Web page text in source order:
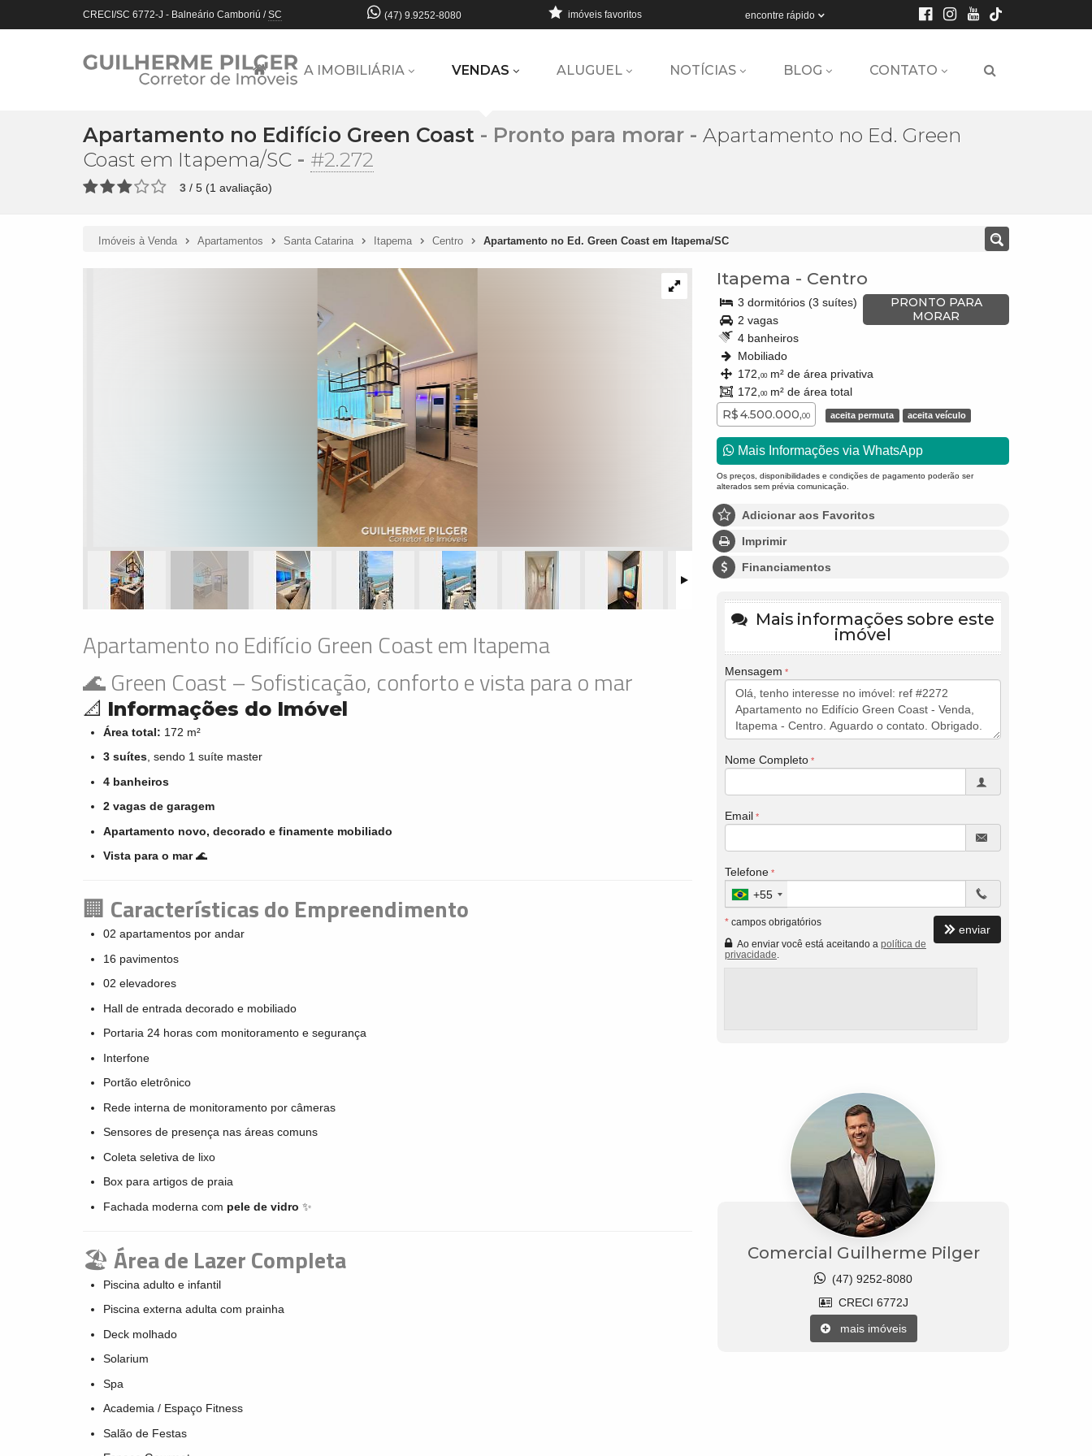
CRECI/SC 6772-J - Balneário Camboriú /SC (47) 9.9252-8080 encontre rápido
imóveis favoritos
A IMOBILIÁRIA VENDAS ALUGUEL NOTÍCIAS BLOG CONTATO
Apartamento no Edifício Green Coast - Pronto para morar - Apartamento no Ed. Green
Coast em Itapema/SC - #2.272
3 / 5 (1 avaliação)
Imóveis à Venda Apartamentos Santa Catarina Itapema Centro Apartamento no Ed. Green Coast em Itapema/SC
Apartamento no Edifício Green Coast em Itapema
🌊 Green Coast – Sofisticação, conforto e vista para o mar
📐 Informações do Imóvel
Área total: 172 m²
3 suítes , sendo 1 suíte master
4 banheiros
2 vagas de garagem
Apartamento novo, decorado e finamente mobiliado
Vista para o mar🌊
🏢 Características do Empreendimento
02 apartamentos por andar
16 pavimentos
02 elevadores
Hall de entrada decorado e mobiliado
Portaria 24 horas com monitoramento e segurança
Interfone
Portão eletrônico
Rede interna de monitoramento por câmeras
Sensores de presença nas áreas comuns
Coleta seletiva de lixo
Box para artigos de praia
Fachada moderna com pele de vidro ✨
🏖️ Área de Lazer Completa
Piscina adulto e infantil
Piscina externa adulta com prainha
Deck molhado
Solarium
Spa
Academia / Espaço Fitness
Salão de Festas
Itapema - Centro
PRONTO PARA
MORAR
3 dormitórios (3 suítes)
2 vagas
4 banheiros
Mobiliado
172, 00m² de área privativa
172, 00m² de área total
R$ 4.500.000,00 aceita permuta aceita veículo
Mais Informações via WhatsApp
Os preços, disponibilidades e condições de pagamento poderão ser
alterados sem prévia comunicação.
Adicionar aos Favoritos
Imprimir
Financiamentos
Mais informações sobre este
imóvel
Mensagem
Nome Completo
Email
Telefone
+55
* campos obrigatórios
Ao enviar você está aceitando a política de
privacidade
enviar
Comercial Guilherme Pilger
(47) 9252-8080
CRECI 6772J
mais imóveis